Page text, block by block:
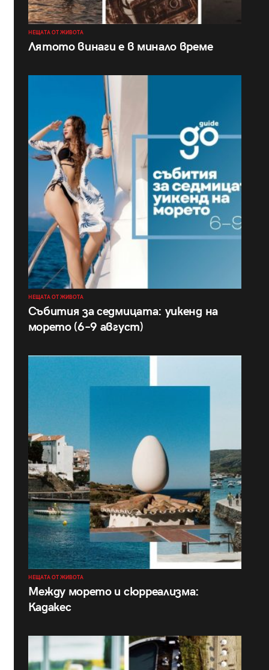
НЕЩАТА ОТ ЖИВОТА
Лятото винаги е в минало време
НЕЩАТА ОТ ЖИВОТА
Събития за седмицата: уикенд на
морето (6–9 август)
НЕЩАТА ОТ ЖИВОТА
Между морето и сюрреализма:
Кадакес